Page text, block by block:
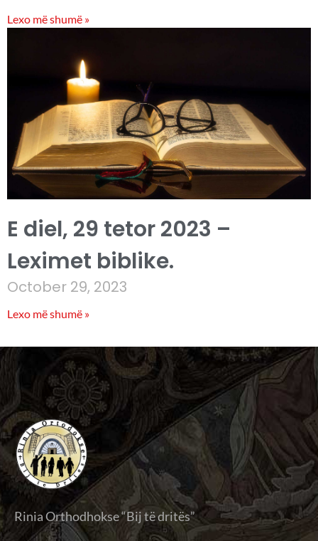
Lexo më shumë »
E diel, 29 tetor 2023 –
Leximet biblike.
October 29, 2023
Lexo më shumë »
Rinia Orthodhokse “Bij të dritës”